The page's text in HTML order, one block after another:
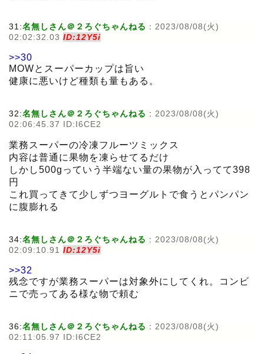
31:名無しさん＠２ろぐちゃんねる : 2023/08/08(火)
02:02:32.03 ID:12Y5i
>>30
MOWとスーパーカップは旨い
健康に悪いけど種類も量もある。
32:名無しさん＠２ろぐちゃんねる : 2023/08/08(火)
02:06:45.37 ID:I6CE2
業務スーパーの冷凍フルーツミックス
内容は普通に果物を凍らせてるだけ
しかし500gっていう半端ない量の果物が入ってて398
円
これ買ってきて少しずつヨーグルトで食うとパンパン
に腹膨れる
34:名無しさん＠２ろぐちゃんねる : 2023/08/08(火)
02:09:10.91 ID:12Y5i
>>32
残念ですが業務スーパーは対象外にしてくれ。コンビ
ニで売ってある様な物で頼む
36:名無しさん＠２ろぐちゃんねる : 2023/08/08(火)
02:11:05.97 ID:I6CE2